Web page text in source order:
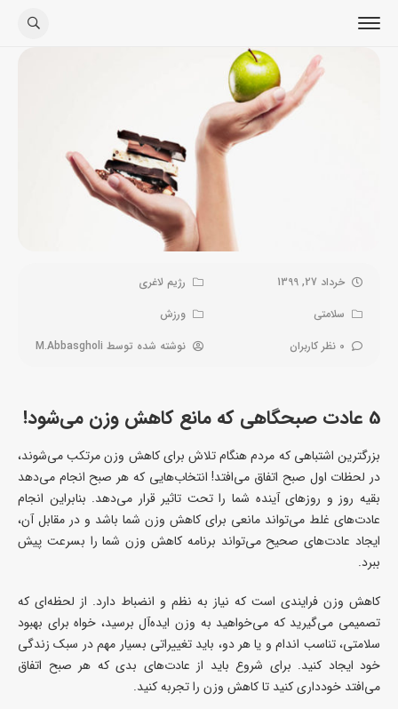
خرداد 27, 1399
رژیم لاغری
سلامتی
ورزش
0 نظر کاربران
نوشته شده توسط M.Abbasgholi
5 عادت صبحگاهی که مانع کاهش وزن می‌شود!
بزرگترین اشتباهی که مردم هنگام تلاش برای کاهش وزن مرتکب می‌شوند،
در لحظات اول صبح اتفاق می‌افتد! انتخاب‌هایی که هر صبح انجام می‌دهد
بقیه روز و روزهای آینده شما را تحت تاثیر قرار می‌دهد. بنابراین انجام
عادت‌های غلط می‌تواند مانعی برای کاهش وزن شما باشد و در مقابل آن،
ایجاد عادت‌های صحیح می‌تواند برنامه کاهش وزن شما را بسرعت پیش
ببرد.
کاهش وزن فرایندی است که نیاز به نظم و انضباط دارد. از لحظه‌ای که
تصمیمی می‌گیرید که می‌خواهید به وزن ایده‌آل برسید، خواه برای بهبود
سلامتی، تناسب اندام و یا هر دو، باید تغییراتی بسیار مهم در سبک زندگی
خود ایجاد کنید. برای شروع باید از عادت‌های بدی که هر صبح اتفاق
می‌افتد خودداری کنید تا کاهش وزن را تجربه کنید.